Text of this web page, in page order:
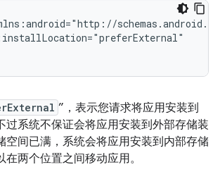
”，表示您请求将应用安装到
过系统不保证会将应用安装到外部存储装
空间已满，系统会将应用安装到内部存储
两个位置之间移动应用。